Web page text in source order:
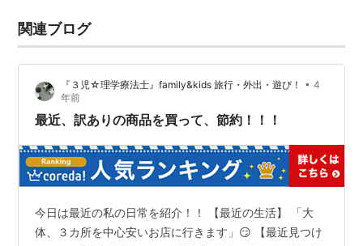
関連ブログ
『３児☆理学療法士』family&kids 旅行・外出・遊び！ • 4
年前
最近、訳ありの商品を買って、節約！！！
今日は最近の私の日常を紹介！！ 【最近の生活】 「大
体、３カ所を中心安いお店に行きます」😏 【最近見つけ